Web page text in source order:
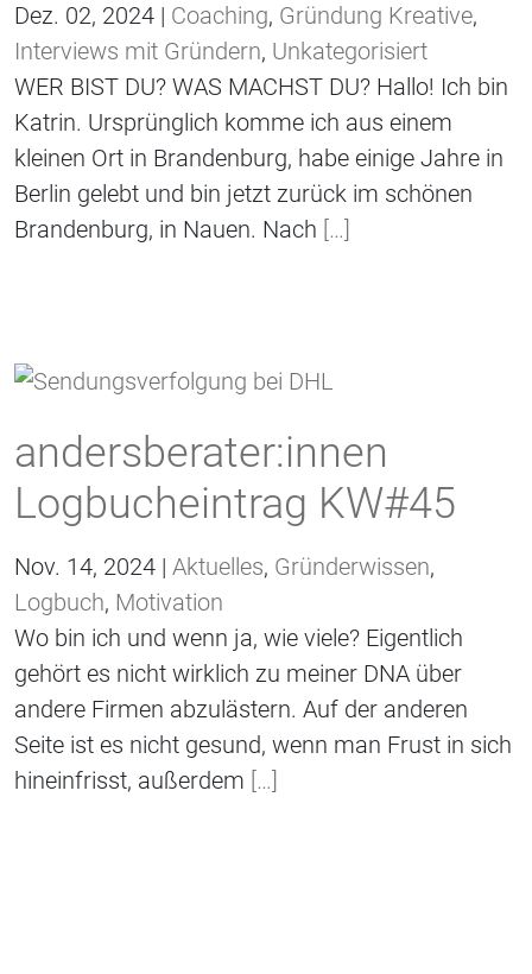
Dez. 02, 2024 | Coaching, Gründung Kreative,
Interviews mit Gründern, Unkategorisiert
WER BIST DU? WAS MACHST DU? Hallo! Ich bin
Katrin. Ursprünglich komme ich aus einem
kleinen Ort in Brandenburg, habe einige Jahre in
Berlin gelebt und bin jetzt zurück im schönen
Brandenburg, in Nauen. Nach […]
andersberater:innen
Logbucheintrag KW#45
Nov. 14, 2024 | Aktuelles, Gründerwissen,
Logbuch, Motivation
Wo bin ich und wenn ja, wie viele? Eigentlich
gehört es nicht wirklich zu meiner DNA über
andere Firmen abzulästern. Auf der anderen
Seite ist es nicht gesund, wenn man Frust in sich
hineinfrisst, außerdem […]